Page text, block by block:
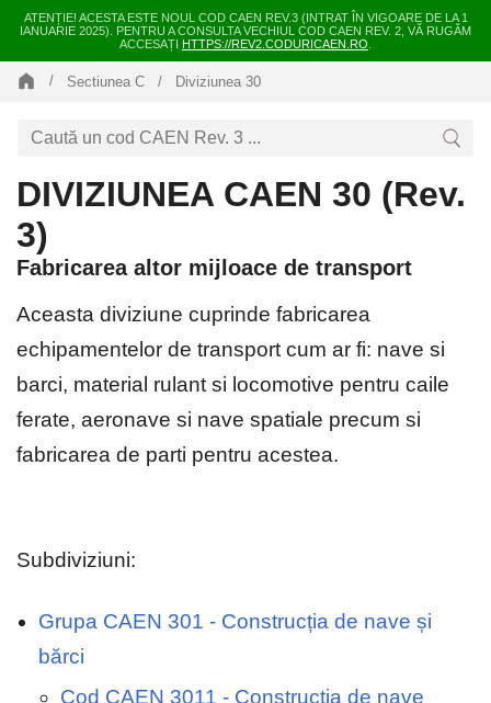
ATENȚIE! ACESTA ESTE NOUL COD CAEN REV.3 (INTRAT ÎN VIGOARE DE LA 1
IANUARIE 2025). PENTRU A CONSULTA VECHIUL COD CAEN REV. 2, VĂ RUGĂM
ACCESAȚI HTTPS://REV2.CODURICAEN.RO
Sectiunea C Diviziunea 30
DIVIZIUNEA CAEN 30 (Rev.
3)
Fabricarea altor mijloace de transport
Aceasta diviziune cuprinde fabricarea
echipamentelor de transport cum ar fi: nave si
barci, material rulant si locomotive pentru caile
ferate, aeronave si nave spatiale precum si
fabricarea de parti pentru acestea.
Subdiviziuni:
Grupa CAEN 301 - Construcția de nave și
bărci
Cod CAEN 3011 - Construcția de nave